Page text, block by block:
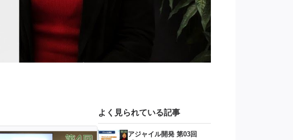
よく見られている記事
アジャイル開発 第03回